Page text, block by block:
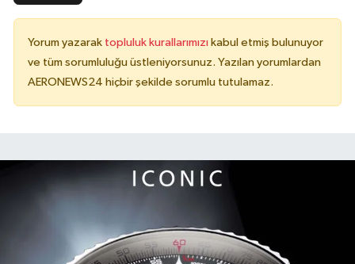
Yorum yazarak topluluk kurallarımızı kabul etmiş bulunuyor
ve tüm sorumluluğu üstleniyorsunuz. Yazılan yorumlardan
AERONEWS24 hiçbir şekilde sorumlu tutulamaz.